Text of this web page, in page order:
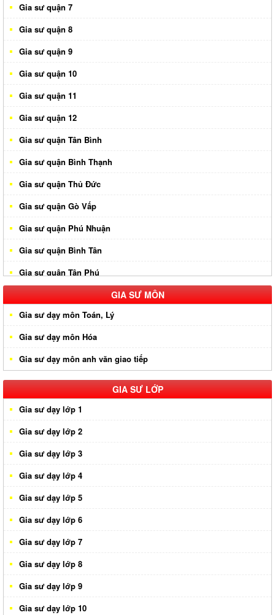
Gia sư quận 7
Gia sư quận 8
Gia sư quận 9
Gia sư quận 10
Gia sư quận 11
Gia sư quận 12
Gia sư quận Tân Bình
Gia sư quận Bình Thạnh
Gia sư quận Thủ Đức
Gia sư quận Gò Vấp
Gia sư quận Phú Nhuận
Gia sư quận Bình Tân
Gia sư quận Tân Phú
Gia sư huyện Hóc Môn
Gia sư huyện Cần Giờ
Gia sư huyên Bình Chánh
Gia sư huyện Nhà Bè
Gia sư huyện Củ Chi
GIA SƯ MÔN
Gia sư dạy môn Toán, Lý
Gia sư dạy môn Hóa
Gia sư dạy môn anh văn giao tiếp
GIA SƯ LỚP
Gia sư dạy lớp 1
Gia sư dạy lớp 2
Gia sư dạy lớp 3
Gia sư dạy lớp 4
Gia sư dạy lớp 5
Gia sư dạy lớp 6
Gia sư dạy lớp 7
Gia sư dạy lớp 8
Gia sư dạy lớp 9
Gia sư dạy lớp 10